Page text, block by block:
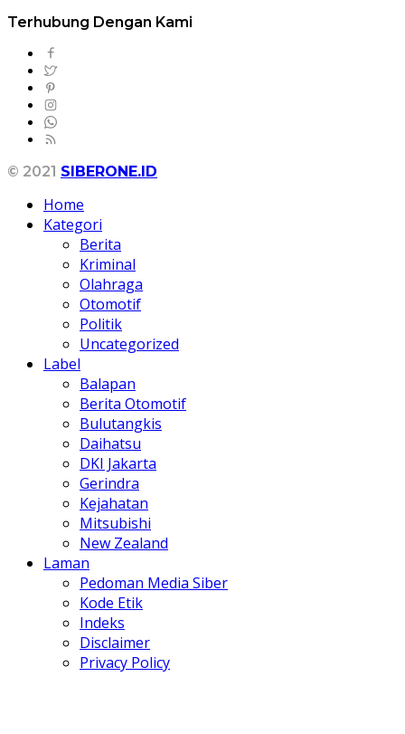
Terhubung Dengan Kami
© 2021 SIBERONE.ID
Home
Kategori
Berita
Kriminal
Olahraga
Otomotif
Politik
Uncategorized
Label
Balapan
Berita Otomotif
Bulutangkis
Daihatsu
DKI Jakarta
Gerindra
Kejahatan
Mitsubishi
New Zealand
Laman
Pedoman Media Siber
Kode Etik
Indeks
Disclaimer
Privacy Policy